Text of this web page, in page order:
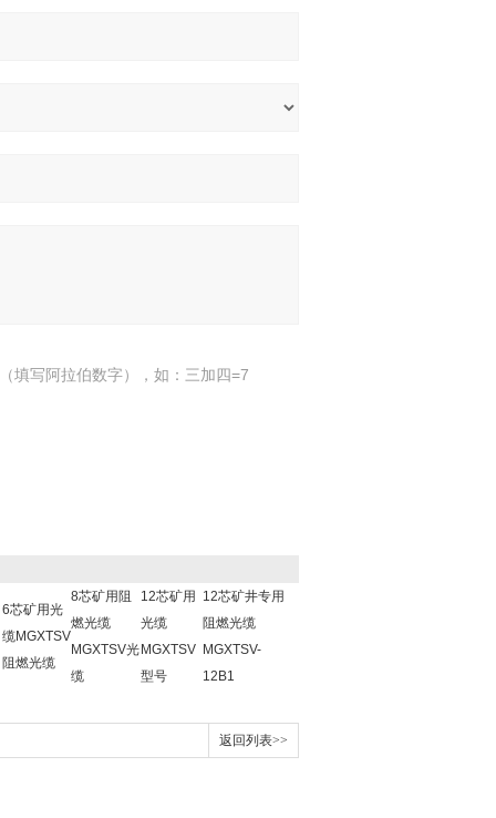
填写阿拉伯数字），如：三加四=7
6芯矿用光
缆MGXTSV
阻燃光缆
8芯矿用阻
燃光缆
MGXTSV光
缆
12芯矿用
光缆
MGXTSV
型号
12芯矿井专用
阻燃光缆
MGXTSV-
12B1
返回列表>>